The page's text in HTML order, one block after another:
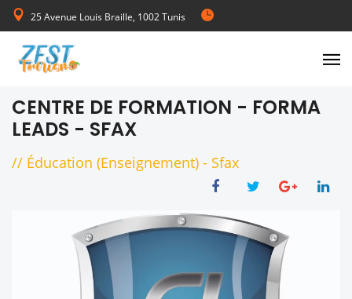
25 Avenue Louis Braille, 1002 Tunis
de Lundi au Vendredi 08:00-17:00
CENTRE DE FORMATION - FORMA
LEADS - SFAX
// Éducation (Enseignement) - Sfax